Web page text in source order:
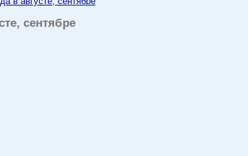
сентябре